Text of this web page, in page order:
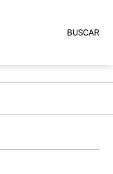
BUSCAR